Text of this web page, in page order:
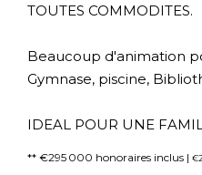
TOUTES COMMODITES.
Beaucoup d'animation
Gymnase, piscine,
IDEAL POUR UNE
** €295 000 honoraires inclus |